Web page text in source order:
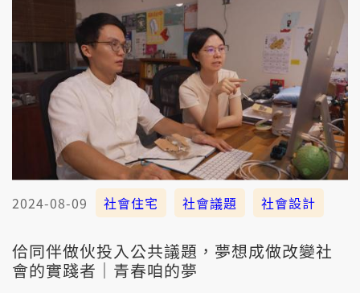
2024-08-09 社會住宅 社會議題 社會設計
佮同伴做伙投入公共議題，夢想成做改變社
會的實踐者｜青春咱的夢